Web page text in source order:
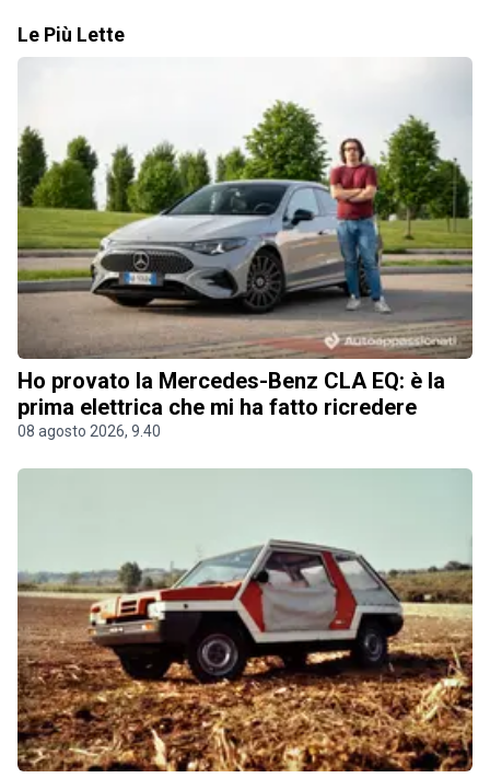
Le Più Lette
Ho provato la Mercedes-Benz CLA EQ: è la
prima elettrica che mi ha fatto ricredere
08 agosto 2026, 9.40